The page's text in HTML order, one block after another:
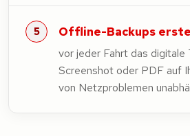
Offline-Backups
vor jeder Fahrt das digitale
Screenshot oder PDF auf
von Netzproblemen